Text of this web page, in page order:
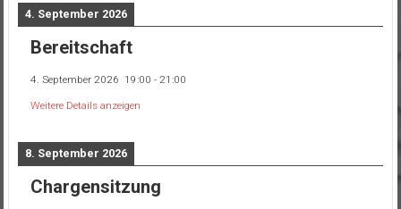
4. September 2026
Bereitschaft
4. September 2026 19:00 - 21:00
Weitere Details anzeigen
8. September 2026
Chargensitzung